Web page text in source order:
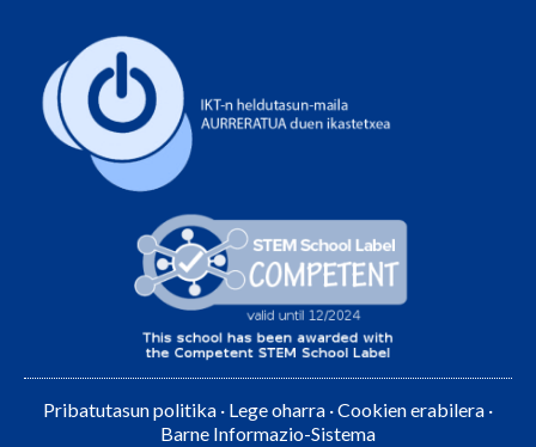
Pribatutasun politika · Lege oharra ·Cookien erabilera ·
Barne Informazio-Sistema